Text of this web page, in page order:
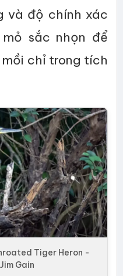
và độ chính xác
sắc nhọn để
chỉ trong tích
Tiger Heron -
Gain